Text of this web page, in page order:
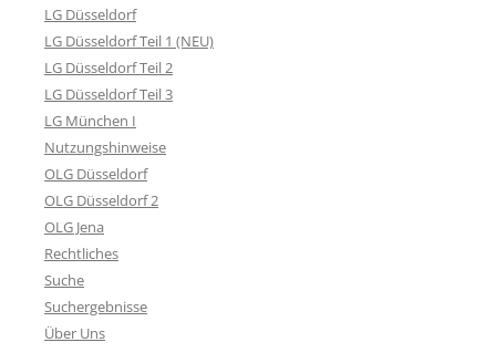
LG Düsseldorf
LG Düsseldorf Teil 1 (NEU)
LG Düsseldorf Teil 2
LG Düsseldorf Teil 3
LG München I
Nutzungshinweise
OLG Düsseldorf
OLG Düsseldorf 2
OLG Jena
Rechtliches
Suche
Suchergebnisse
Über Uns